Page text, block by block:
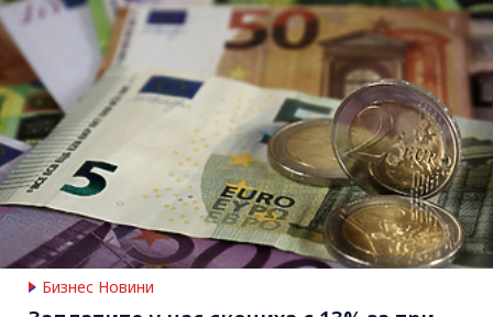
Бизнес Новини